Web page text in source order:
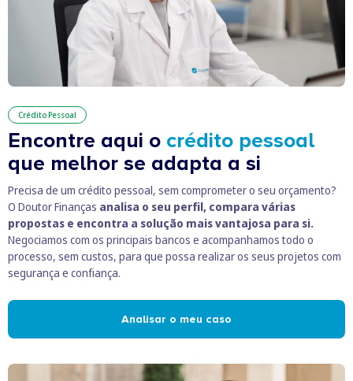
Crédito Pessoal
Encontre aqui o crédito pessoal
que melhor se adapta a si
Precisa de um crédito pessoal, sem comprometer o seu orçamento?
O Doutor Finanças analisa o seu perfil, compara várias
propostas e encontra a solução mais vantajosa para si.
Negociamos com os principais bancos e acompanhamos todo o
processo, sem custos, para que possa realizar os seus projetos com
segurança e confiança.
Analisar o meu caso